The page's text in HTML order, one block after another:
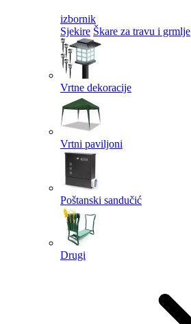
izbornik
Sjekire Škare za travu i grmlje
Vrtne dekoracije
Vrtni paviljoni
Poštanski sandučić
Drugi